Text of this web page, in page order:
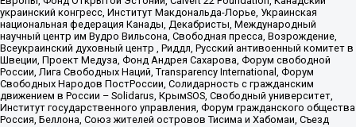
украинский конгресс, Институт Макдональда-Лорье, Украинская
национальная федерация Канады, Декабристы, Международный
научный центр им Вудро Вильсона, Свободная пресса, Возрождение,
Всеукраинский духовный центр , Риддл, Русский антивоенный комитет в
Швеции, Проект Медуза, Фонд Андрея Сахарова, Форум свободной
России, Лига Свободных Наций, Transparеncy International, Форум
Свободных Народов ПостРоссии, Солидарность с гражданским
движением в России – Solidarus, КрымSOS, Свободный университет,
Институт государственного управления, Форум гражданского общества
Россия, Беллона, Союз жителей островов Тисима и Хабомаи, Съезд